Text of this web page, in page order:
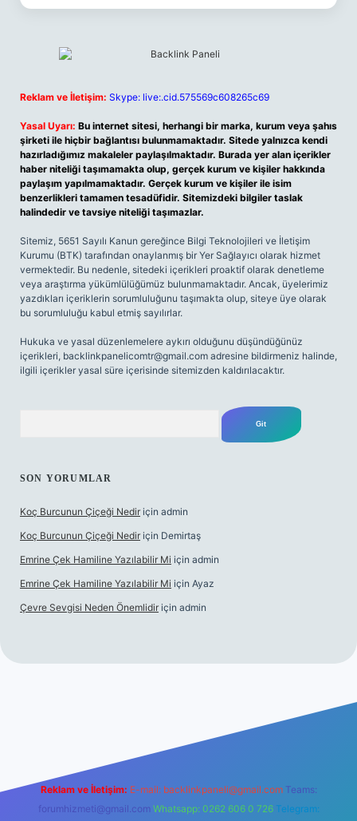
Reklam ve İletişim: Skype: live:.cid.575569c608265c69
Yasal Uyarı: Bu internet sitesi, herhangi bir marka, kurum veya şahıs
şirketi ile hiçbir bağlantısı bulunmamaktadır. Sitede yalnızca kendi
hazırladığımız makaleler paylaşılmaktadır. Burada yer alan içerikler
haber niteliği taşımamakta olup, gerçek kurum ve kişiler hakkında
paylaşım yapılmamaktadır. Gerçek kurum ve kişiler ile isim
benzerlikleri tamamen tesadüfidir. Sitemizdeki bilgiler taslak
halindedir ve tavsiye niteliği taşımazlar.
Sitemiz, 5651 Sayılı Kanun gereğince Bilgi Teknolojileri ve İletişim
Kurumu (BTK) tarafından onaylanmış bir Yer Sağlayıcı olarak hizmet
vermektedir. Bu nedenle, sitedeki içerikleri proaktif olarak denetleme
veya araştırma yükümlülüğümüz bulunmamaktadır. Ancak, üyelerimiz
yazdıkları içeriklerin sorumluluğunu taşımakta olup, siteye üye olarak
bu sorumluluğu kabul etmiş sayılırlar.
Hukuka ve yasal düzenlemelere aykırı olduğunu düşündüğünüz
içerikleri, backlinkpanelicomtr@gmail.com adresine bildirmeniz halinde,
ilgili içerikler yasal süre içerisinde sitemizden kaldırılacaktır.
SON YORUMLAR
Koç Burcunun Çiçeği Nedir için admin
Koç Burcunun Çiçeği Nedir için Demirtaş
Emrine Çek Hamiline Yazılabilir Mi için admin
Emrine Çek Hamiline Yazılabilir Mi için Ayaz
Çevre Sevgisi Neden Önemlidir için admin
Reklam ve İletişim: E-mail: backlinkpaneli@gmail.com Teams:
forumhizmeti@gmail.com Whatsapp: 0262 606 0 726 Telegram: